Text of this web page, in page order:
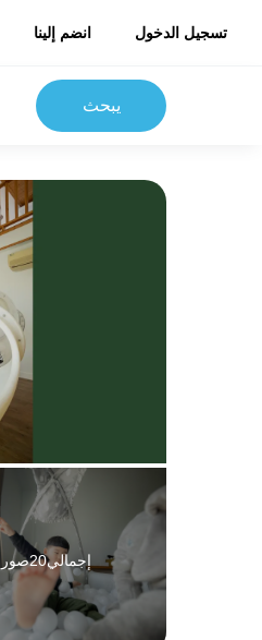
انضم إلينا تسجيل الدخول
يبحث
إجمالي20صور